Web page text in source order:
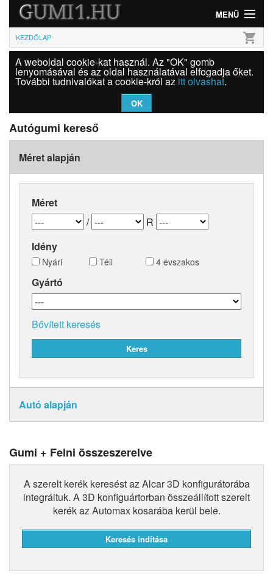
MENÜ
Gumi
Felni
Szolgáltatások
Bejelentkezés
KEZDŐLAP shopping_cart
A weboldal cookie-kat használ. Az "OK" gomb
lenyomásával és az oldal használatával elfogadja őket.
További tudnivalókat a cookie-król az itt olvashat.
OK
Autógumi kereső
Méret alapján
Méret
/
R
Idény
Nyári Téli 4 évszakos
Gyártó
Bővített keresés
Autó alapján
Gumi + Felni összeszerelve
A szerelt kerék keresést az Alcar 3D konfigurátorába
integráltuk. A 3D konfiguártorban összeállított szerelt
kerék az Automax kosarába kerül bele.